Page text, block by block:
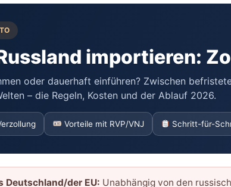
importieren:
oder dauerhaft einführen? Zwischen
– die Regeln, Kosten und der Ablauf 2026.
Vorteile mit RVP/VNJ Schritt-für-
Deutschland/der EU: Unabhängig von den